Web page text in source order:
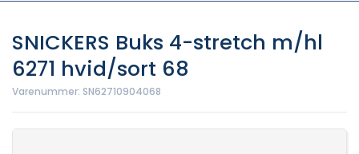
SNICKERS Buks 4-stretch m/hl
6271 hvid/sort 68
Varenummer: SN62710904068